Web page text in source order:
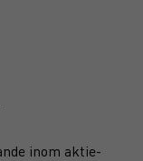
inom aktie-